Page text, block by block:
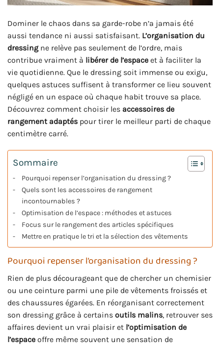
Dominer le chaos dans sa garde-robe n’a jamais été
aussi tendance ni aussi satisfaisant. L’organisation du
dressingne relève pas seulement de l’ordre, mais
contribue vraiment à libérer de l’espace et à faciliter la
vie quotidienne. Que le dressing soit immense ou exigu,
quelques astuces suffisent à transformer ce lieu souvent
négligé en un espace où chaque habit trouve sa place.
Découvrez comment choisir les accessoires de
rangement adaptés pour tirer le meilleur parti de chaque
centimètre carré.
Sommaire
Pourquoi repenser l’organisation du dressing ?
Quels sont les accessoires de rangement
incontournables ?
Optimisation de l’espace : méthodes et astuces
Focus sur le rangement des articles spécifiques
Mettre en pratique le tri et la sélection des vêtements
Pourquoi repenser l’organisation du dressing ?
Rien de plus décourageant que de chercher un chemisier
ou une ceinture parmi une pile de vêtements froissés et
des chaussures égarées. En réorganisant correctement
son dressing grâce à certains outils malins, retrouver ses
affaires devient un vrai plaisir et l’optimisation de
l’espace offre même souvent une sensation de